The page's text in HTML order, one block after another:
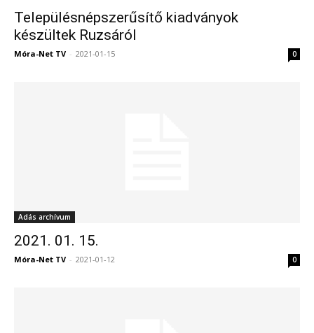
Településnépszerűsítő kiadványok
készültek Ruzsáról
Móra-Net TV - 2021-01-15 0
Adás archívum
2021. 01. 15.
Móra-Net TV - 2021-01-12 0